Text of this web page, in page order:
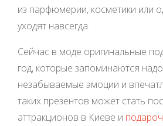
из парфюмерии, косметики или
уходят навсегда.
Сейчас в моде оригинальные
год, которые запоминаются
незабываемые эмоции и
таких презентов может стать
аттракционов в Киеве и